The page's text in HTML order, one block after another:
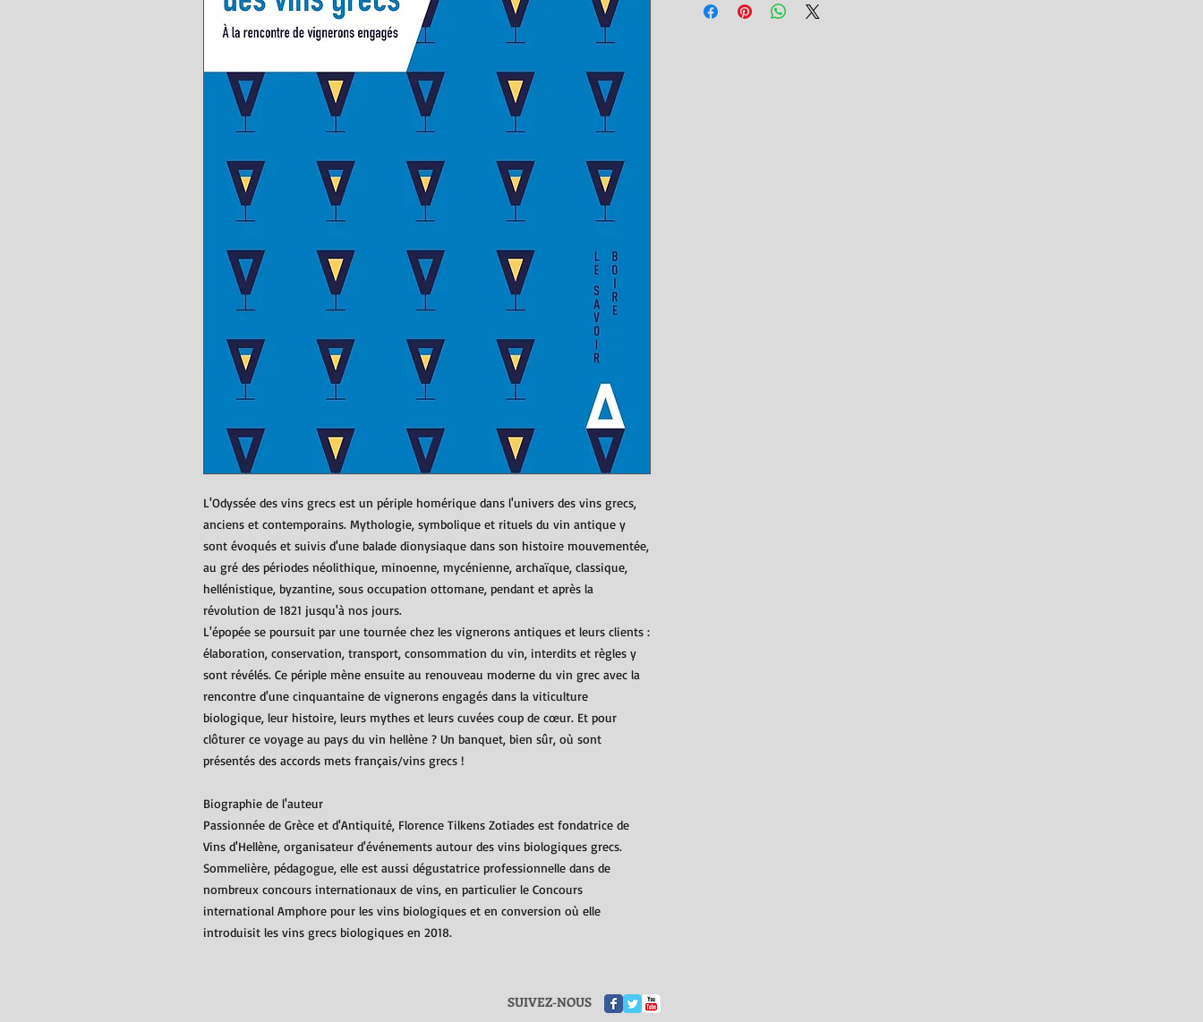
L'Odyssée des vins grecs est un périple homérique dans l'univers des vins grecs,
anciens et contemporains. Mythologie, symbolique et rituels du vin antique y
sont évoqués et suivis d'une balade dionysiaque dans son histoire mouvementée,
au gré des périodes néolithique, minoenne, mycénienne, archaïque, classique,
hellénistique, byzantine, sous occupation ottomane, pendant et après la
révolution de 1821 jusqu'à nos jours.
L'épopée se poursuit par une tournée chez les vignerons antiques et leurs clients :
élaboration, conservation, transport, consommation du vin, interdits et règles y
sont révélés. Ce périple mène ensuite au renouveau moderne du vin grec avec la
rencontre d'une cinquantaine de vignerons engagés dans la viticulture
biologique, leur histoire, leurs mythes et leurs cuvées coup de cœur. Et pour
clôturer ce voyage au pays du vin hellène ? Un banquet, bien sûr, où sont
présentés des accords mets français/vins grecs !
Biographie de l'auteur
Passionnée de Grèce et d'Antiquité, Florence Tilkens Zotiades est fondatrice de
Vins d'Hellène, organisateur d'événements autour des vins biologiques grecs.
Sommelière, pédagogue, elle est aussi dégustatrice professionnelle dans de
nombreux concours internationaux de vins, en particulier le Concours
international Amphore pour les vins biologiques et en conversion où elle
introduisit les vins grecs biologiques en 2018.
ISBN : 9782843987458
SUIVEZ-NOUS